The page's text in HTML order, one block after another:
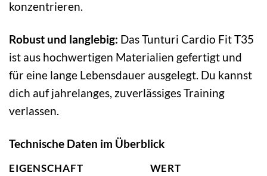
konzentrieren.
Robust und langlebig: Das Tunturi Cardio Fit T35
ist aus hochwertigen Materialien gefertigt und
für eine lange Lebensdauer ausgelegt. Du kannst
dich auf jahrelanges, zuverlässiges Training
verlassen.
Technische Daten im Überblick
EIGENSCHAFT
WERT